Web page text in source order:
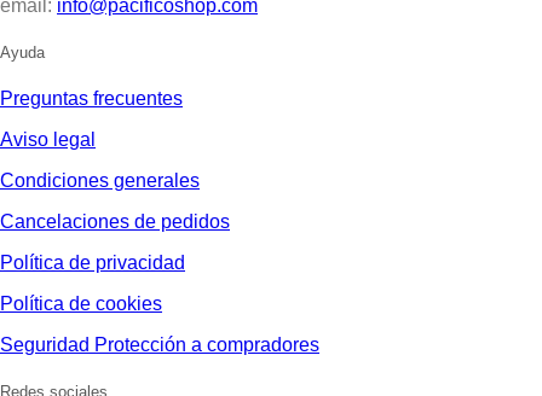
email: info@pacificoshop.com
Ayuda
Preguntas frecuentes
Aviso legal
Condiciones generales
Cancelaciones de pedidos
Política de privacidad
Política de cookies
Seguridad Protección a compradores
Redes sociales